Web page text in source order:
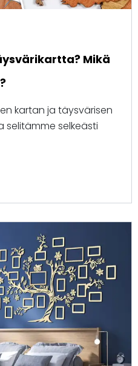
Mikä
kartan ja täysvärisen
selitämme selkeästi